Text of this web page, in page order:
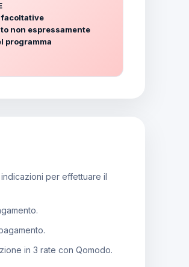
non espressamente
programma
per effettuare il
in 3 rate con Qomodo.